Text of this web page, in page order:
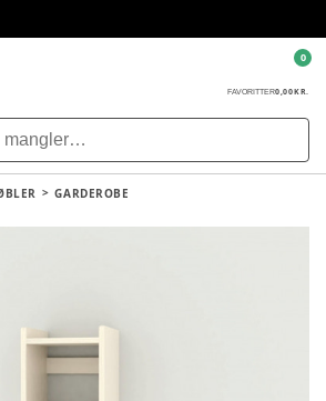
FAVORITTER0,00 KR.
0
GARDEROBE